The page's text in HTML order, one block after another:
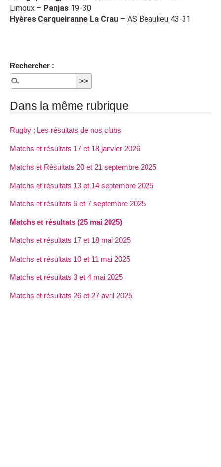
Limoux – Panjas 19-30
Hyères Carqueiranne La Crau – AS Beaulieu 43-31
Rechercher :
Dans la même rubrique
Rugby ; Les résultats de nos clubs
Matchs et résultats 17 et 18 janvier 2026
Matchs et Résultats 20 et 21 septembre 2025
Matchs et résultats 13 et 14 septembre 2025
Matchs et résultats 6 et 7 septembre 2025
Matchs et résultats (25 mai 2025)
Matchs et résultats 17 et 18 mai 2025
Matchs et résultats 10 et 11 mai 2025
Matchs et résultats 3 et 4 mai 2025
Matchs et résultats 26 et 27 avril 2025